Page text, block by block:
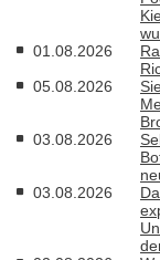
01.08.2026
05.08.2026
03.08.2026
03.08.2026